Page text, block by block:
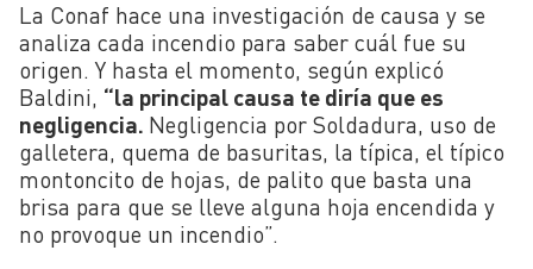
La Conaf hace una investigación de causa y se
analiza cada incendio para saber cuál fue su
origen. Y hasta el momento, según explicó
Baldini, “la principal causa te diría que es
negligencia. Negligencia por Soldadura, uso de
galletera, quema de basuritas, la típica, el típico
montoncito de hojas, de palito que basta una
brisa para que se lleve alguna hoja encendida y
no provoque un incendio”.